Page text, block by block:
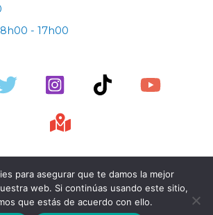
- 17h00
Chone Vial EP. Desarrollo: TIC´s
para asegurar que te damos la mejor
web. Si continúas usando este sitio,
que estás de acuerdo con ello.